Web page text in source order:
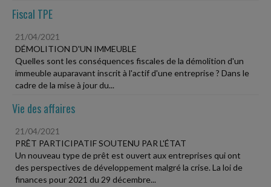
Fiscal TPE
21/04/2021
DÉMOLITION D'UN IMMEUBLE
Quelles sont les conséquences fiscales de la démolition d'un
immeuble auparavant inscrit à l'actif d'une entreprise ? Dans le
cadre de la mise à jour du...
Vie des affaires
21/04/2021
PRÊT PARTICIPATIF SOUTENU PAR L'ÉTAT
Un nouveau type de prêt est ouvert aux entreprises qui ont
des perspectives de développement malgré la crise. La loi de
finances pour 2021 du 29 décembre...